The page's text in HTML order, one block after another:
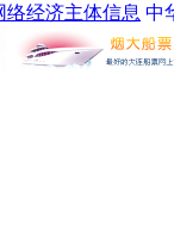
中